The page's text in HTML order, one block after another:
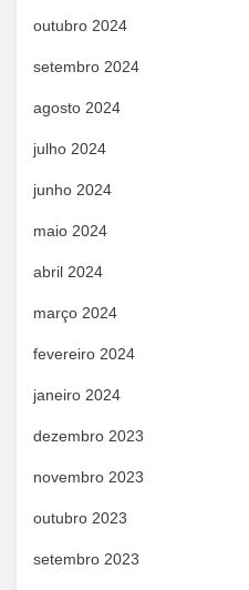
outubro 2024
setembro 2024
agosto 2024
julho 2024
junho 2024
maio 2024
abril 2024
março 2024
fevereiro 2024
janeiro 2024
dezembro 2023
novembro 2023
outubro 2023
setembro 2023